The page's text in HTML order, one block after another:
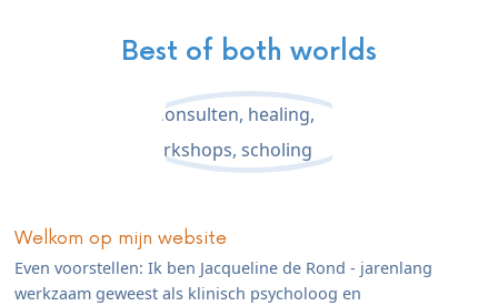
Best of both worlds
Welkom op mijn website
Even voorstellen: Ik ben Jacqueline de Rond - jarenlang
werkzaam geweest als klinisch psycholoog en